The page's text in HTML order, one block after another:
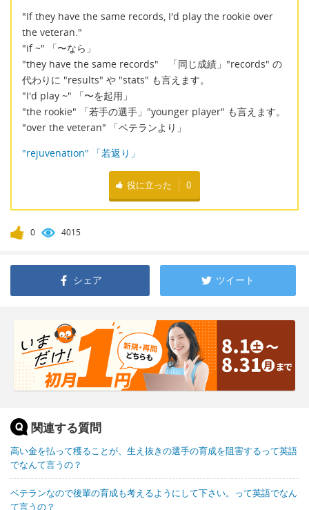
"If they have the same records, I'd play the rookie over
the veteran."
"if ~" 「〜なら」
"they have the same records" 「同じ成績」"records" の
代わりに "results" や "stats" も言えます。
"I'd play ~" 「〜を起用」
"the rookie" 「若手の選手」"younger player" も言えます。
"over the veteran" 「ベテランより」
"rejuvenation" 「若返り」
役に立った 0
0 4015
シェア ツイート
関連する質問
高い金を払って穫ることが、生え抜きの選手の育成を阻害するって英語
でなんて言うの？
ベテランなので後輩の育成も考えるようにして下さい。って英語でなん
て言うの？